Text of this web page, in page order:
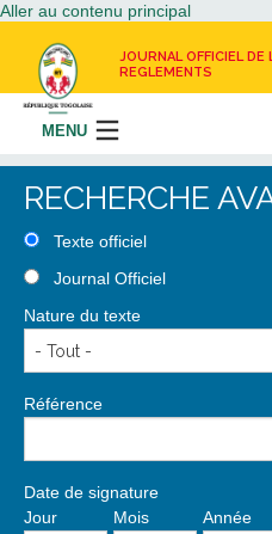
Aller au contenu principal
JOURNAL OFFICIEL
REGLEMENTS
MENU
LE JOURNAL OFFICIEL
RECEVOIR LE JOURNAL OFFICIEL
NOUS CONTACTER
RECHERCHE
Texte officiel
Journal Officiel
Nature du texte
Référence
Date de signature
Jour
Mois Année